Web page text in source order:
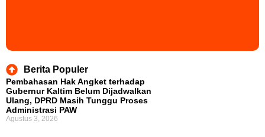
Berita Populer
Pembahasan Hak Angket terhadap
Gubernur Kaltim Belum Dijadwalkan
Ulang, DPRD Masih Tunggu Proses
Administrasi PAW
Agustus 3, 2026